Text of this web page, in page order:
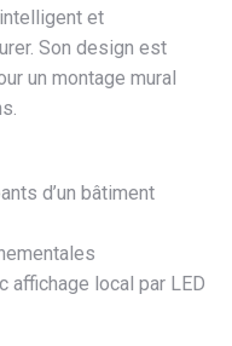
et
Son design est
un montage mural
d’un bâtiment
affichage local par LED